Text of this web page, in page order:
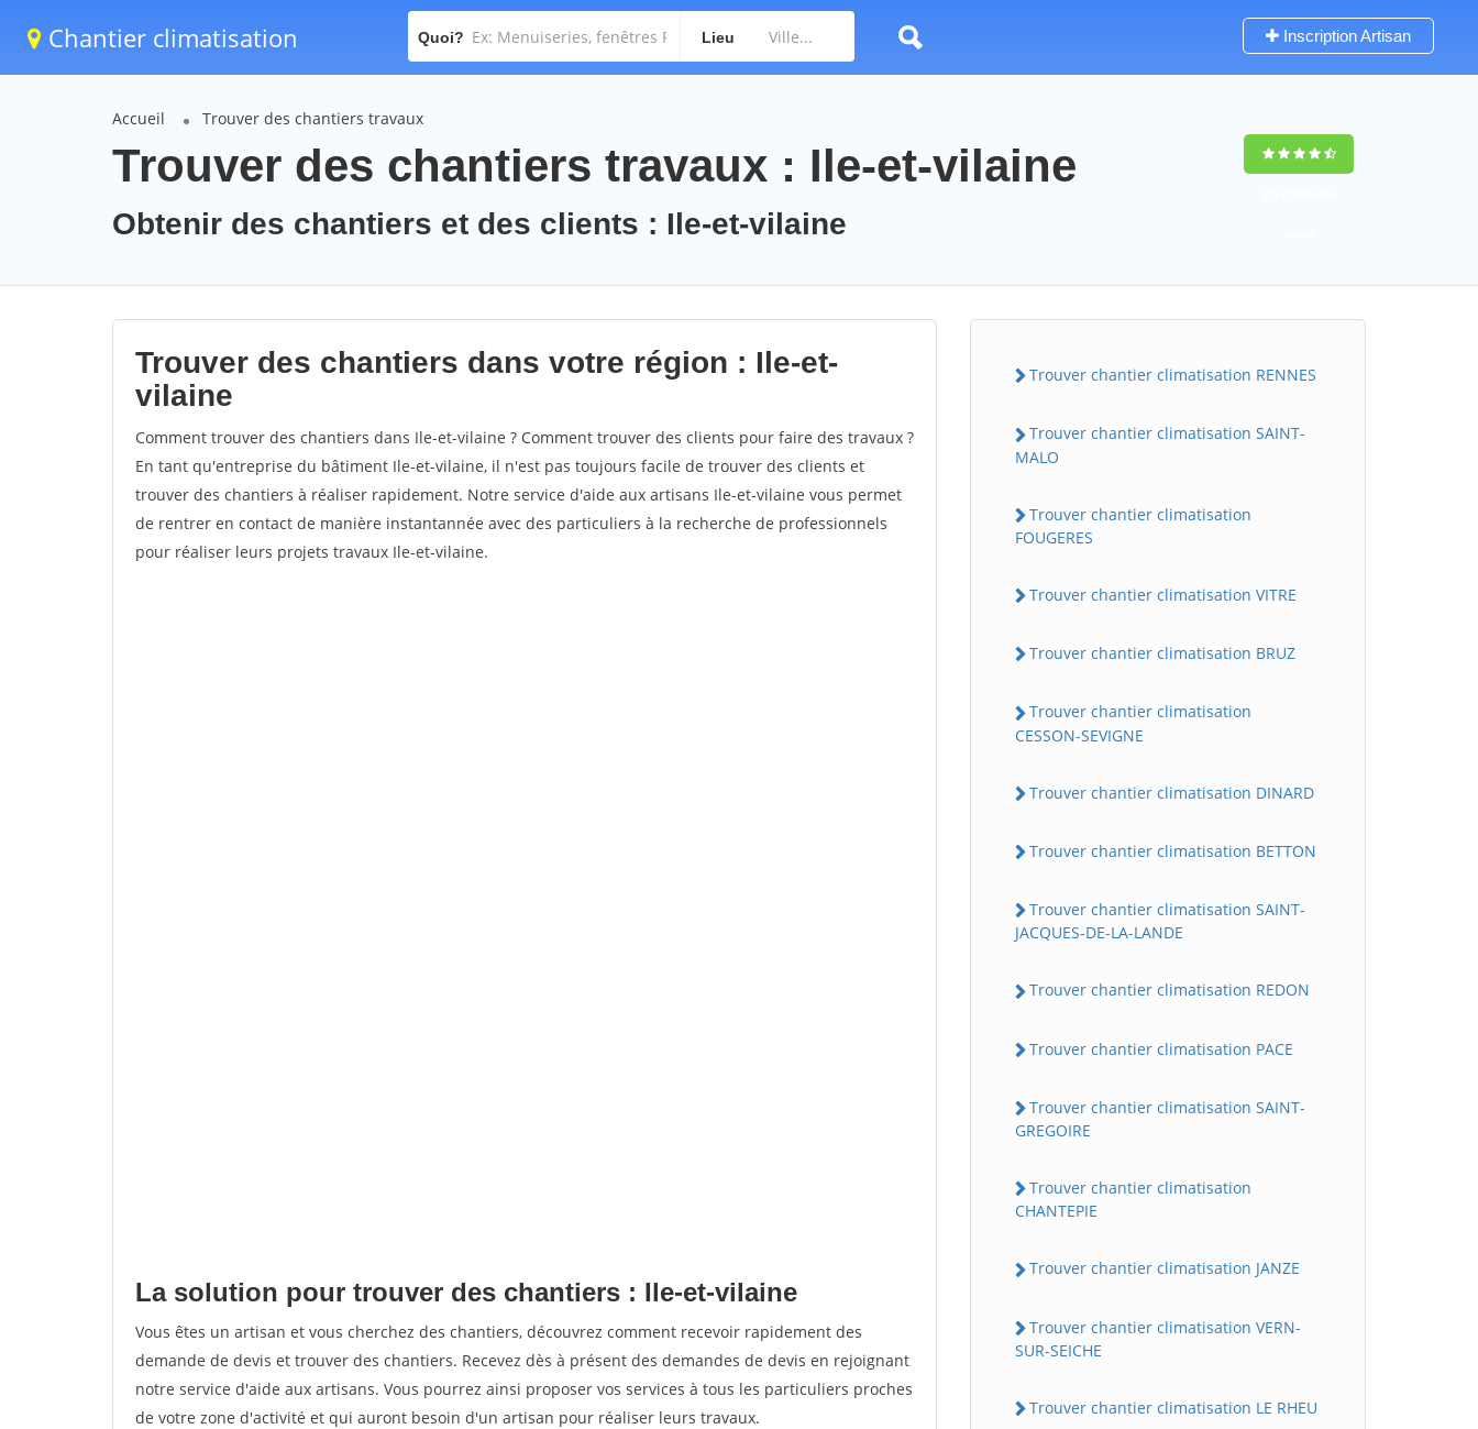
Chantier climatisation Quoi? Lieu Inscription Artisan
Accueil Trouver des chantiers travaux
Trouver des chantiers travaux : Ile-et-vilaine
Obtenir des chantiers et des clients : Ile-et-vilaine
Trouver des chantiers dans votre région : Ile-et-
vilaine
Comment trouver des chantiers dans Ile-et-vilaine ? Comment trouver des clients pour faire des travaux ?
En tant qu'entreprise du bâtiment Ile-et-vilaine, il n'est pas toujours facile de trouver des clients et
trouver des chantiers à réaliser rapidement. Notre service d'aide aux artisans Ile-et-vilaine vous permet
de rentrer en contact de manière instantannée avec des particuliers à la recherche de professionnels
pour réaliser leurs projets travaux Ile-et-vilaine.
La solution pour trouver des chantiers : Ile-et-vilaine
Vous êtes un artisan et vous cherchez des chantiers, découvrez comment recevoir rapidement des
demande de devis et trouver des chantiers. Recevez dès à présent des demandes de devis en rejoignant
notre service d'aide aux artisans. Vous pourrez ainsi proposer vos services à tous les particuliers proches
de votre zone d'activité et qui auront besoin d'un artisan pour réaliser leurs travaux.
Trouver chantier climatisation RENNES
Trouver chantier climatisation SAINT-
MALO
Trouver chantier climatisation
FOUGERES
Trouver chantier climatisation VITRE
Trouver chantier climatisation BRUZ
Trouver chantier climatisation
CESSON-SEVIGNE
Trouver chantier climatisation DINARD
Trouver chantier climatisation BETTON
Trouver chantier climatisation SAINT-
JACQUES-DE-LA-LANDE
Trouver chantier climatisation REDON
Trouver chantier climatisation PACE
Trouver chantier climatisation SAINT-
GREGOIRE
Trouver chantier climatisation
CHANTEPIE
Trouver chantier climatisation JANZE
Trouver chantier climatisation VERN-
SUR-SEICHE
Trouver chantier climatisation LE RHEU